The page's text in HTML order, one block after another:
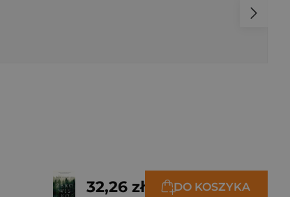
32,26 zł DO KOSZYKA